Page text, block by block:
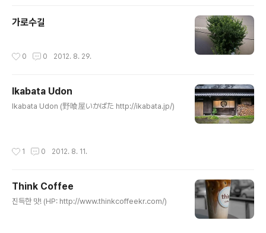
가로수길
0 0 2012. 8. 29.
Ikabata Udon
Ikabata Udon (野喰屋いかばた http://ikabata.jp/)
1 0 2012. 8. 11.
Think Coffee
진득한 맛! (HP: http://www.thinkcoffeekr.com/)